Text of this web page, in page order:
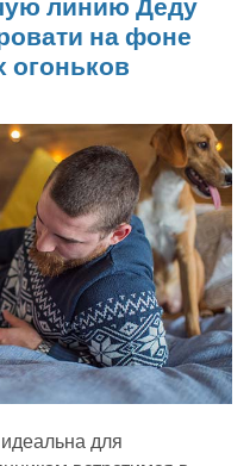
на фоне
огоньков
для